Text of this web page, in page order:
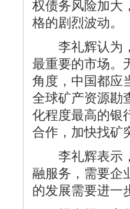
权债务风险加大
格的剧烈波动。
李礼辉认为，
最重要的市场。
角度，中国都应
全球矿产资源勘
化程度最高的银
合作，加快找矿
李礼辉表示，
融服务，需要企
的发展需要进一